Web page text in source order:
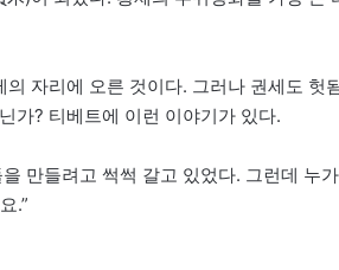
자리에 오른 것이다. 그러나 권세도 헛
가? 티베트에 이런 이야기가 있다.
만들려고 썩썩 갈고 있었다. 그런데 누
.”